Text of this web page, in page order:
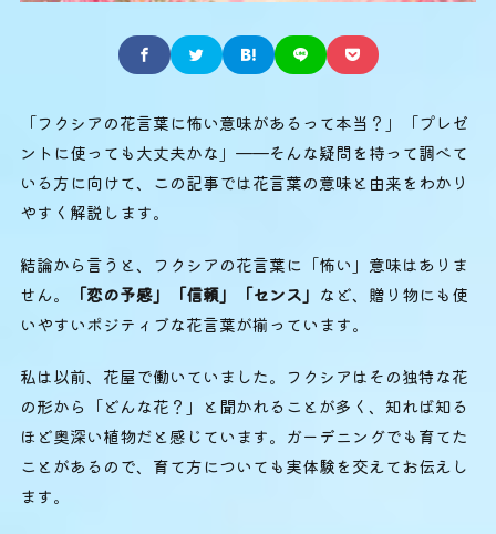
「フクシアの花言葉に怖い意味があるって本当？」「プレゼ
ントに使っても大丈夫かな」——そんな疑問を持って調べて
いる方に向けて、この記事では花言葉の意味と由来をわかり
やすく解説します。
結論から言うと、フクシアの花言葉に「怖い」意味はありま
せん。
「恋の予感」「信頼」「センス」 など、贈り物にも使
いやすいポジティブな花言葉が揃っています。
私は以前、花屋で働いていました。フクシアはその独特な花
の形から「どんな花？」と聞かれることが多く、知れば知る
ほど奥深い植物だと感じています。ガーデニングでも育てた
ことがあるので、育て方についても実体験を交えてお伝えし
ます。